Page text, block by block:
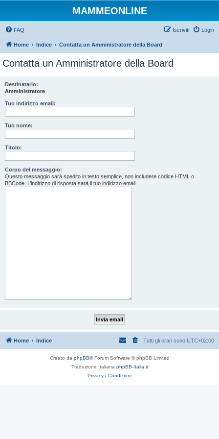
MAMMEONLINE
FAQ Login
Iscriviti
Home Indice Contatta un Amministratore della Board
Contatta un Amministratore della Board
Destinatario:
Amministratore
Tuo indirizzo email:
Tuo nome:
Titolo:
Corpo del messaggio:
Questo messaggio sarà spedito in testo semplice, non includere codice HTML o
BBCode. L’indirizzo di risposta sarà il tuo indirizzo email.
Home Indice Tutti gli orari sono UTC+02:00
Creato da phpBB® Forum Software © phpBB Limited
Traduzione Italiana phpBB-Italia.it
Privacy | Condizioni